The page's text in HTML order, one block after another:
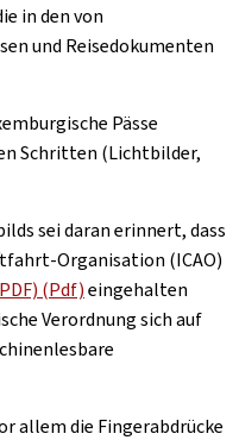
in den von
und Reisedokumenten
Pässe
Schritten (Lichtbilder,
sei daran erinnert, dass
Organisation (ICAO)
(Pdf)eingehalten
Verordnung sich auf
allem die Fingerabdrücke